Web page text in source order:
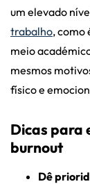
um elevado
trabalho, como
meio
mesmos
físico e
Dicas para
burnout
Dê